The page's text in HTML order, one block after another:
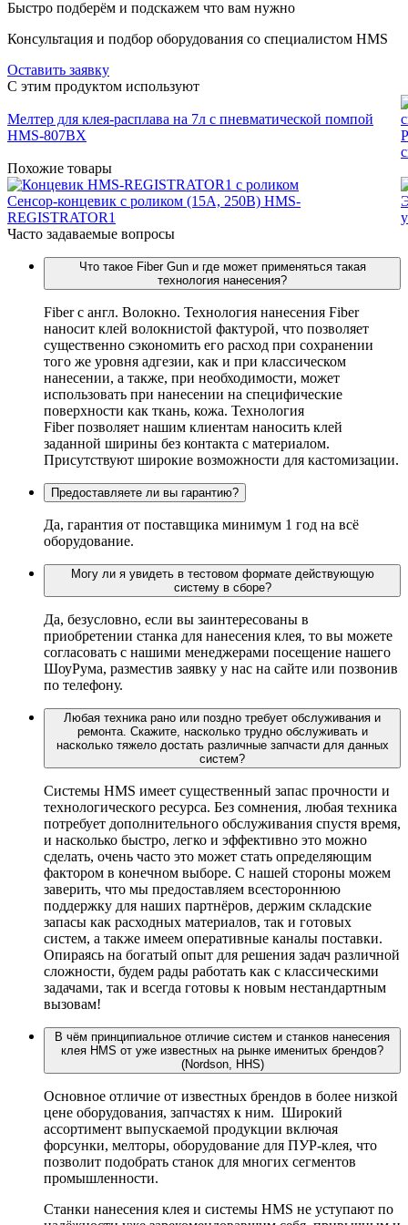
Быстро подберём и подскажем что вам нужно
Консультация и подбор оборудования со специалистом HMS
Оставить заявку
C этим продуктом используют
Мелтер для клея-расплава на 7л с пневматической помпой
HMS-807BX
Похожие товары
Сенсор-концевик с роликом (15А, 250В) HMS-
REGISTRATOR1
Часто задаваемые вопросы
Что такое Fiber Gun и где может применяться такая
технология нанесения?
Fiber c англ. Волокно. Технология нанесения Fiber
наносит клей волокнистой фактурой, что позволяет
существенно сэкономить его расход при сохранении
того же уровня адгезии, как и при классическом
нанесении, а также, при необходимости, может
использовать при нанесении на специфические
поверхности как ткань, кожа. Технология
Fiber позволяет нашим клиентам наносить клей
заданной ширины без контакта с материалом.
Присутствуют широкие возможности для кастомизации.
Предоставляете ли вы гарантию?
Да, гарантия от поставщика минимум 1 год на всё
оборудование.
Могу ли я увидеть в тестовом формате действующую
систему в сборе?
Да, безусловно, если вы заинтересованы в
приобретении станка для нанесения клея, то вы можете
согласовать с нашими менеджерами посещение нашего
ШоуРума, разместив заявку у нас на сайте или позвонив
по телефону.
Любая техника рано или поздно требует обслуживания и
ремонта. Скажите, насколько трудно обслуживать и
насколько тяжело достать различные запчасти для данных
систем?
Системы HMS имеет существенный запас прочности и
технологического ресурса. Без сомнения, любая техника
потребует дополнительного обслуживания спустя время,
и насколько быстро, легко и эффективно это можно
сделать, очень часто это может стать определяющим
фактором в конечном выборе. С нашей стороны можем
заверить, что мы предоставляем всестороннюю
поддержку для наших партнёров, держим складские
запасы как расходных материалов, так и готовых
систем, а также имеем оперативные каналы поставки.
Опираясь на богатый опыт для решения задач различной
сложности, будем рады работать как с классическими
задачами, так и всегда готовы к новым нестандартным
вызовам!
В чём принципиальное отличие систем и станков нанесения
клея HMS от уже известных на рынке именитых брендов?
(Nordson, HHS)
Основное отличие от известных брендов в более низкой
цене оборудования, запчастях к ним. Широкий
ассортимент выпускаемой продукции включая
форсунки, мелторы, оборудование для ПУР-клея, что
позволит подобрать станок для многих сегментов
промышленности.
Станки нанесения клея и системы HMS не уступают по